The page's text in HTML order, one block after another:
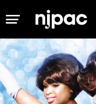
MENÚ